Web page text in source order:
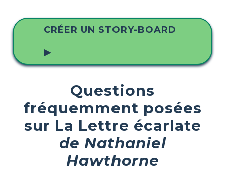
CRÉER UN STORY-BOARD
▶
Questions
fréquemment posées
sur La Lettre écarlate
de Nathaniel
Hawthorne